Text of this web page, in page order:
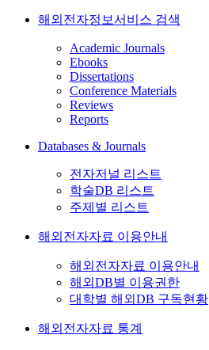
해외전자정보서비스 검색
Academic Journals
Ebooks
Dissertations
Conference Materials
Reviews
Reports
Databases & Journals
전자저널 리스트
학술DB 리스트
주제별 리스트
해외전자자료 이용안내
해외전자자료 이용안내
해외DB별 이용권한
대학별 해외DB 구독현황
해외전자자료 통계